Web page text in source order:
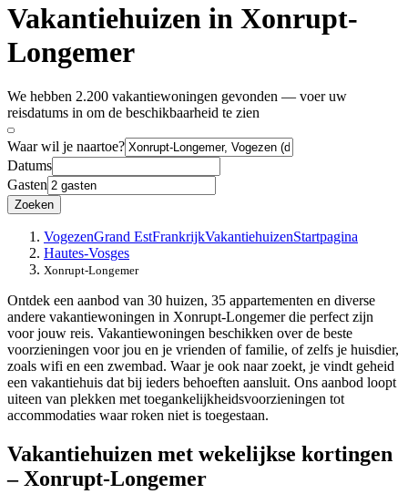
Vakantiehuizen in Xonrupt-
Longemer
We hebben 2.200 vakantiewoningen gevonden — voer uw
reisdatums in om de beschikbaarheid te zien
Waar wil je naartoe?
Datums
Gasten
Zoeken
VogezenGrand EstFrankrijkVakantiehuizenStartpagina
Hautes-Vosges
Xonrupt-Longemer
Ontdek een aanbod van 30 huizen, 35 appartementen en diverse
andere vakantiewoningen in Xonrupt-Longemer die perfect zijn
voor jouw reis. Vakantiewoningen beschikken over de beste
voorzieningen voor jou en je vrienden of familie, of zelfs je huisdier,
zoals wifi en een zwembad. Waar je ook naar zoekt, je vindt geheid
een vakantiehuis dat bij ieders behoeften aansluit. Ons aanbod loopt
uiteen van plekken met toegankelijkheidsvoorzieningen tot
accommodaties waar roken niet is toegestaan.
Vakantiehuizen met wekelijkse kortingen
– Xonrupt-Longemer